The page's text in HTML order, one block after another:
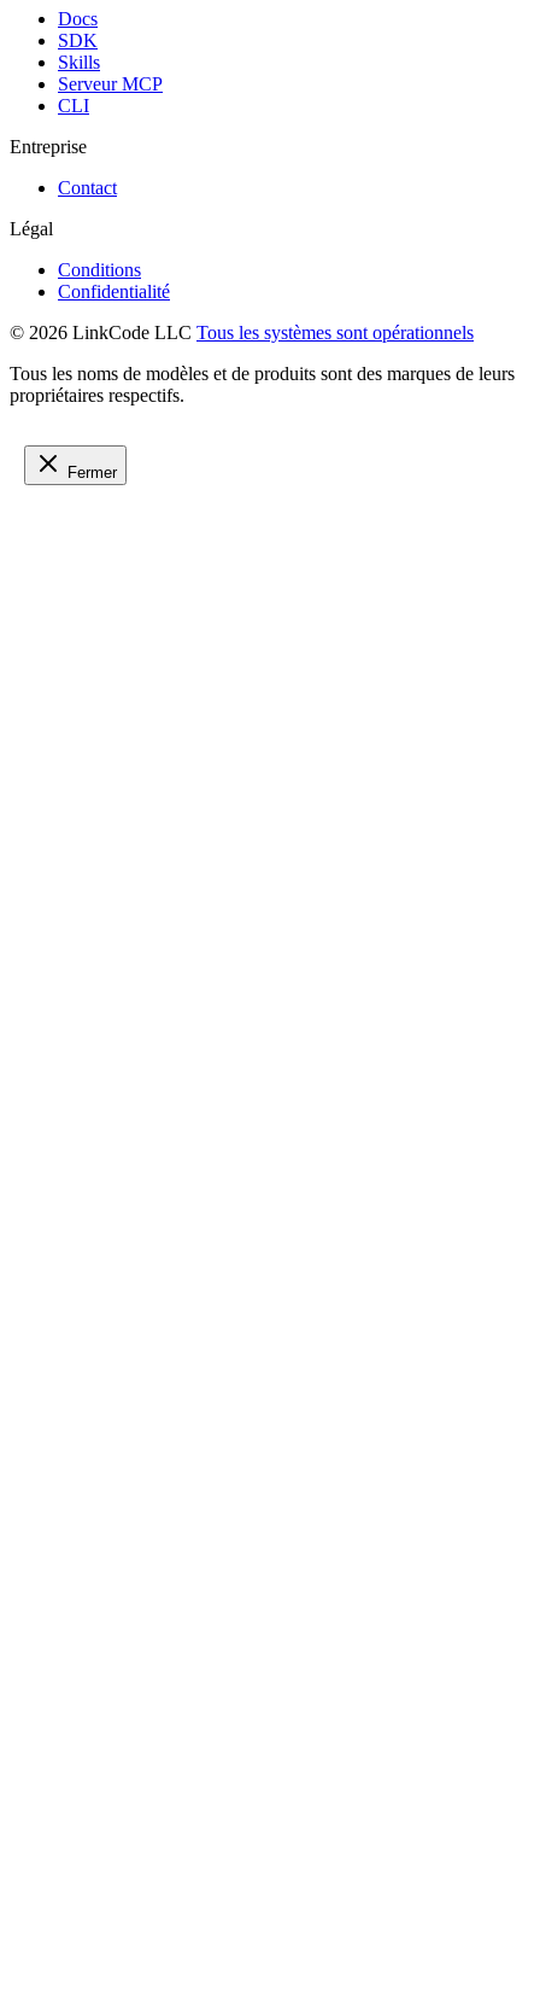
Docs
SDK
Skills
Serveur MCP
CLI
Entreprise
Contact
Légal
Conditions
Confidentialité
© 2026 LinkCode LLC Tous les systèmes sont opérationnels
Tous les noms de modèles et de produits sont des marques de leurs
propriétaires respectifs.
Fermer